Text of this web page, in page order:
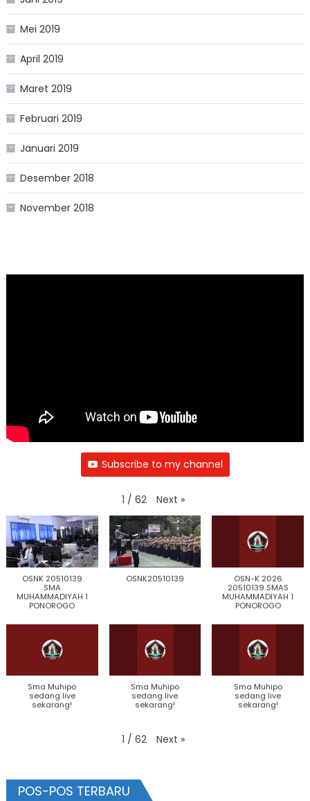
Mei 2019
April 2019
Maret 2019
Februari 2019
Januari 2019
Desember 2018
November 2018
Subscribe to my channel
1 / 62 Next »
OSNK 20510139
SMA
MUHAMMADIYAH 1
PONOROGO
OSNK20510139
OSN-K 2026
20510139 SMAS
MUHAMMADIYAH 1
PONOROGO
Sma Muhipo
sedang live
sekarang!
Sma Muhipo
sedang live
sekarang!
Sma Muhipo
sedang live
sekarang!
1 / 62 Next »
POS-POS TERBARU